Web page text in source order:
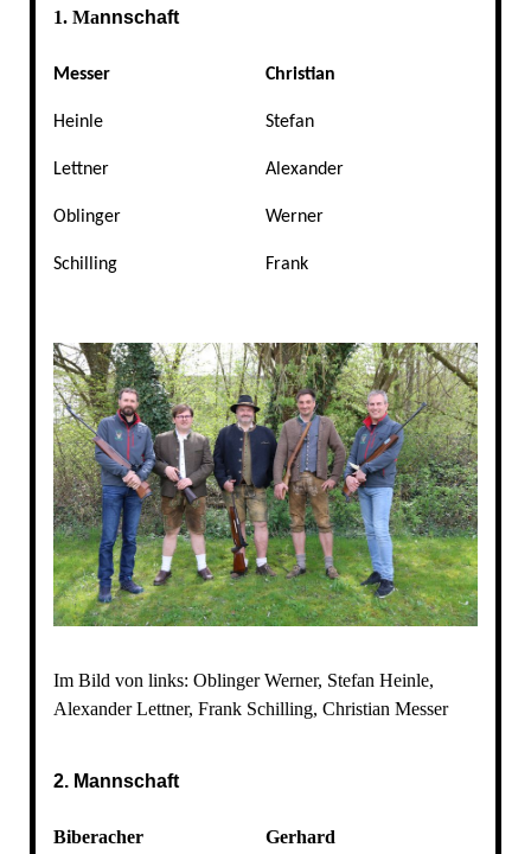
1. Mannschaft
Messer Christian
Heinle Stefan
Lettner Alexander
Oblinger Werner
Schilling Frank
Im Bild von links: Oblinger Werner, Stefan Heinle,
Alexander Lettner, Frank Schilling, Christian Messer
2. Mannschaft
Biberacher Gerhard